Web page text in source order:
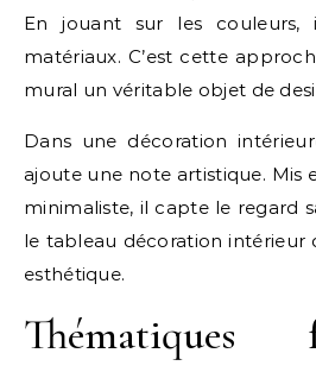
En jouant sur les couleurs,
matériaux. C’est cette
mural un véritable objet de
Dans une décoration
ajoute une note artistique. Mis
minimaliste, il capte le regard
le tableau décoration intérieur
esthétique.